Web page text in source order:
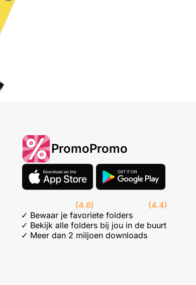
PromoPromo
(4.6)
(4.4)
✓ Bewaar je favoriete folders
✓ Bekijk alle folders bij jou in de buurt
✓ Meer dan 2 miljoen downloads